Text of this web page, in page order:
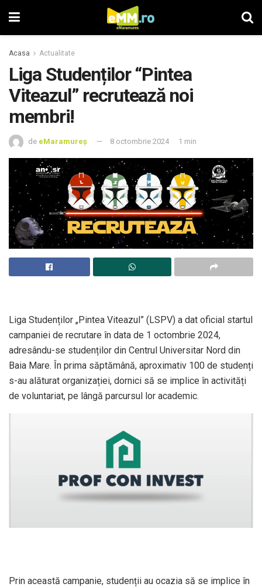
Acasa Actualitate
Liga Studenților “Pintea
Viteazul” recrutează noi
membri!
de eMaramureș 8 octombrie 2024 1 min
Liga Studenților „Pintea Viteazul” (LSPV) a dat oficial startul
campaniei de recrutare în data de 1 octombrie 2024,
adresându-se studenților din Centrul Universitar Nord din
Baia Mare. În prima săptămână, aproximativ 100 de studenți
s-au alăturat organizației, dornici să se implice în activități
de voluntariat, pe lângă parcursul lor academic.
Prin această campanie, studenții au ocazia să se implice în